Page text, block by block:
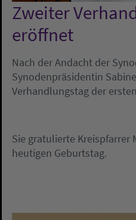
Zweiter
eröffnet
Nach der Andacht der
Synodenpräsidentin
Verhandlungstag der
Sie gratulierte Kreispfarrer
heutigen Geburtstag.